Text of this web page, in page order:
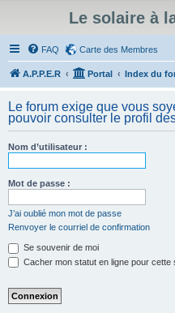
Le solaire à
FAQ Carte des Membres
A.P.P.E.R Portal Index du
Le forum exige que vous
pouvoir consulter le profil
Nom d’utilisateur :
Mot de passe :
J’ai oublié mon mot de passe
Renvoyer le courriel de confirmation
Se souvenir de moi
Cacher mon statut en ligne pour cette